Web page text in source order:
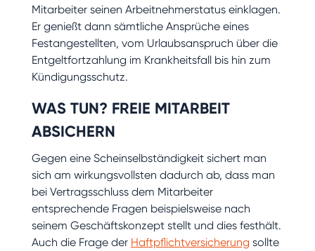
Mitarbeiter seinen Arbeitnehmerstatus einklagen.
Er genießt dann sämtliche Ansprüche eines
Festangestellten, vom Urlaubsanspruch über die
Entgeltfortzahlung im Krankheitsfall bis hin zum
Kündigungsschutz.
WAS TUN? FREIE MITARBEIT
ABSICHERN
Gegen eine Scheinselbständigkeit sichert man
sich am wirkungsvollsten dadurch ab, dass man
bei Vertragsschluss dem Mitarbeiter
entsprechende Fragen beispielsweise nach
seinem Geschäftskonzept stellt und dies festhält.
Auch die Frage der Haftpflichtversicherung sollte